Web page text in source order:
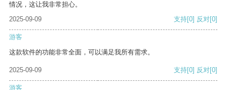
情况，这让我非常担心。
2025-09-09
支持[0] 反对[0]
游客
这款软件的功能非常全面，可以满足我所有需求。
2025-09-09 支持[0] 反对[0]
游客